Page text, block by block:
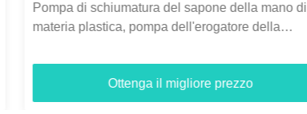
Pompa di schiumatura del sapone della mano di
materia plastica, pompa dell'erogatore della
Ottenga il migliore prezzo